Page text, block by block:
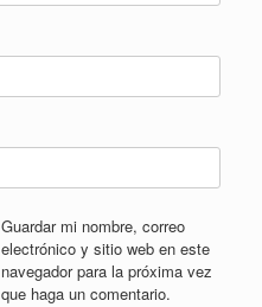
Guardar mi nombre, correo
electrónico y sitio web en este
navegador para la próxima vez
que haga un comentario.